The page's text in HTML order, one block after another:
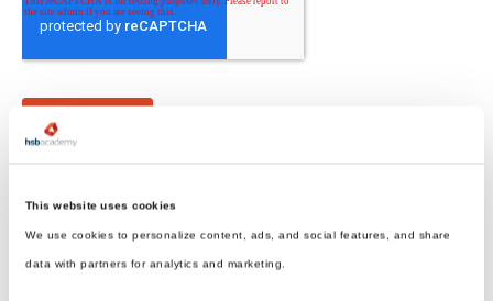
This website uses cookies
We use cookies to personalize content, ads, and social features, and share
data with partners for analytics and marketing.